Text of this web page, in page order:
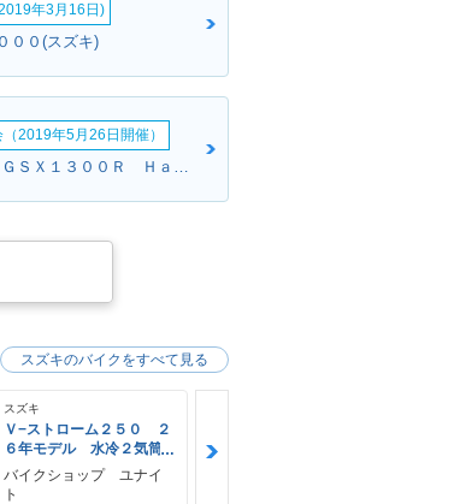
年3月16日)
００(スズキ)
2019年5月26日開催）
ブラウンさん:ハヤブサ（ＧＳＸ１３００Ｒ Ｈａｙａｂｕｓａ）(スズキ)
スズキ
Ｖ−ストローム２５０ ２
６年モデル 水冷２気筒
エンジン ＬＥＤヘッド
ライト標準装備
バイクショップ ユナイ
ト
スズキのバイクをすべて見る